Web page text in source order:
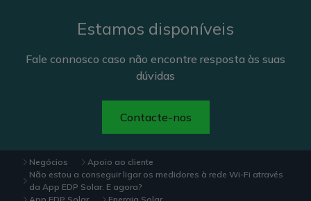
Se não for possível ligar nenhum outro
dispositivo ao Wi-Fi ou se
operadora de telecomunicações, pois pode
Enquanto o medidor não tiver uma boa cobertura de
rede Wi-Fi, o sistema de monitorização não irá
Estamos disponíveis
Fale connosco caso não encontre resposta às suas
dúvidas
Contacte-nos
Negócios
Apoio ao cliente
Não estou a conseguir ligar os medidores à rede Wi-Fi através
da App EDP Solar. E agora?